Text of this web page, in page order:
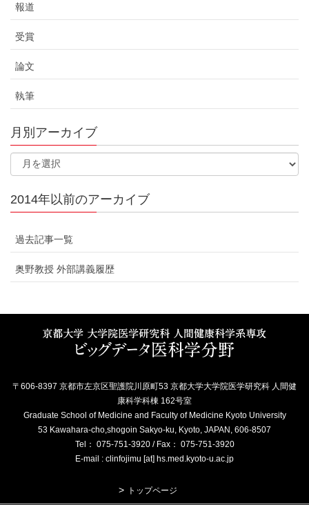
報道
受賞
論文
執筆
月別アーカイブ
2014年以前のアーカイブ
過去記事一覧
奥野教授 外部講義履歴
〒606-8397 京都市左京区聖護院川原町53 京都大学大学院医学研究科 人間健
康科学科棟 162号室
Graduate School of Medicine and Faculty of Medicine Kyoto University
53 Kawahara-cho,shogoin Sakyo-ku, Kyoto, JAPAN, 606-8507
Tel： 075-751-3920 / Fax： 075-751-3920
E-mail : clinfojimu [at] hs.med.kyoto-u.ac.jp
トップページ